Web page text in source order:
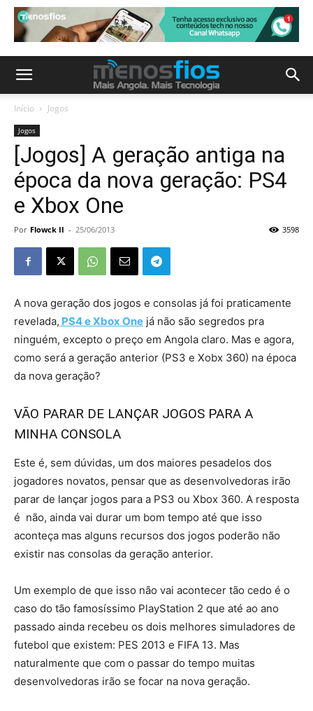
Início Jogos
Jogos
[Jogos] A geração antiga na
época da nova geração: PS4
e Xbox One
Por Flowck II - 25/06/2013 3598
A nova geração dos jogos e consolas já foi praticamente
revelada, PS4 e Xbox One já não são segredos pra
ninguém, excepto o preço em Angola claro. Mas e agora,
como será a geração anterior (PS3 e Xobx 360) na época
da nova geração?
VÃO PARAR DE LANÇAR JOGOS PARA A
MINHA CONSOLA
Este é, sem dúvidas, um dos maiores pesadelos dos
jogadores novatos, pensar que as desenvolvedoras irão
parar de lançar jogos para a PS3 ou Xbox 360. A resposta
é não, ainda vai durar um bom tempo até que isso
aconteça mas alguns recursos dos jogos poderão não
existir nas consolas da geração anterior.
Um exemplo de que isso não vai acontecer tão cedo é o
caso do tão famosíssimo PlayStation 2 que até ao ano
passado ainda recebeu os dois melhores simuladores de
futebol que existem: PES 2013 e FIFA 13. Mas
naturalmente que com o passar do tempo muitas
desenvolvedoras irão se focar na nova geração.